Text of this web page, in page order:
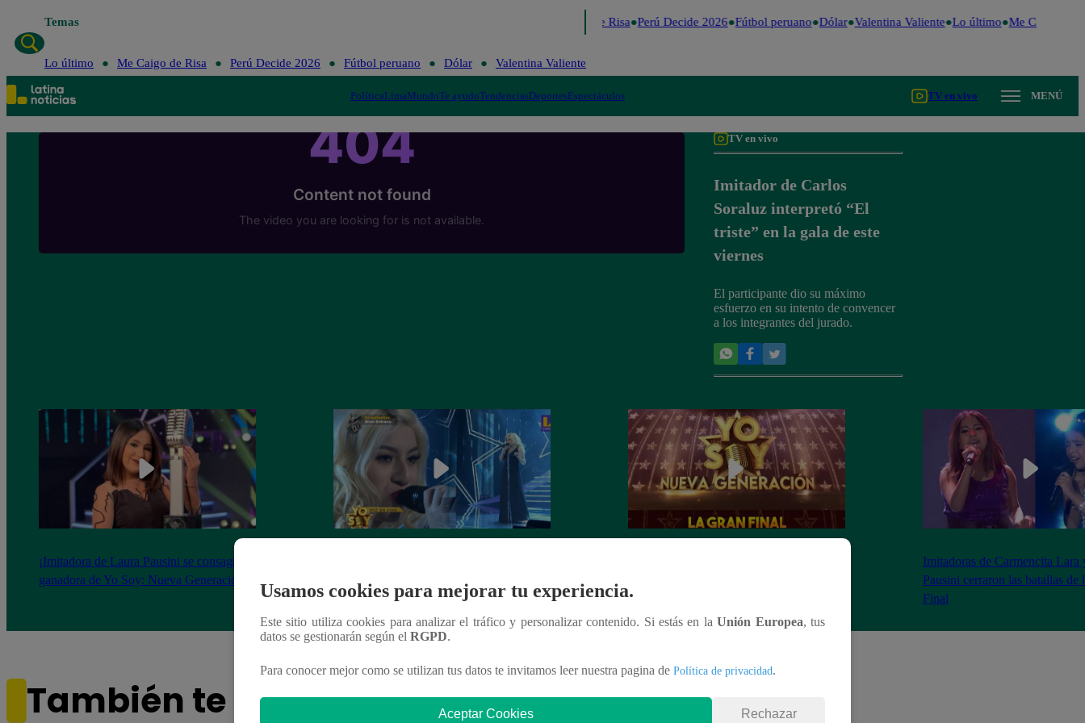
Temas Me Caigo de Risa Perú Decide 2026 Fútbol peruano Dólar Valentina Valiente Lo último Me Caigo de
Lo último Me Caigo de Risa Perú Decide 2026 Fútbol peruano Dólar Valentina Valiente
PolíticaLimaMundoTe ayudoTendenciasDeportesEspectáculos TV en vivo MENÚ
TV en vivo
Imitador de Carlos
Soraluz interpretó “El
triste” en la gala de este
viernes
El participante dio su máximo
esfuerzo en su intento de convencer
a los integrantes del jurado.
¡Imitadora de Laura Pausini se consagró
ganadora de Yo Soy: Nueva Generación!
Generación!
Imitadoras de Carmencita Lara
Pausini cerraron las batallas de
Final
También te puede interesar
Usamos cookies para mejorar tu experiencia.
Este sitio utiliza cookies para analizar el tráfico y personalizar contenido. Si estás en laUnión Europea, tus
datos se gestionarán según el RGPD.
Para conocer mejor como se utilizan tus datos te invitamos leer nuestra pagina de Política de privacidad.
Aceptar Cookies Rechazar